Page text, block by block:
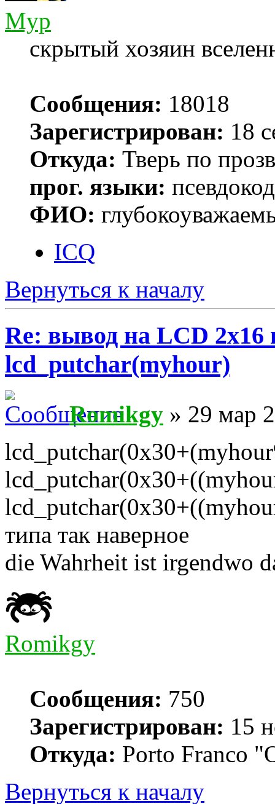
Myp
скрытый хозяин
Сообщения: 18018
Зарегистрирован: 18
Откуда: Тверь по
прог. языки:
ФИО:
ICQ
Вернуться к началу
Re: вывод на LCD 2х16
lcd_putchar(myhour)
Romikgy » 29 мар
типа так наверное
die Wahrheit ist irgendwo
Romikgy
Сообщения: 750
Зарегистрирован: 15
Откуда: Porto Franco
Вернуться к началу